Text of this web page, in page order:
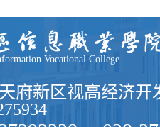
Vocational College
府新区视高经济开